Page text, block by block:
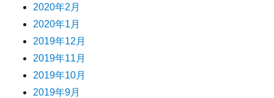
2020年2月
2020年1月
2019年12月
2019年11月
2019年10月
2019年9月